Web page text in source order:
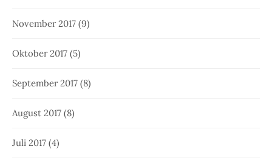
November 2017 (9)
Oktober 2017 (5)
September 2017 (8)
August 2017 (8)
Juli 2017 (4)